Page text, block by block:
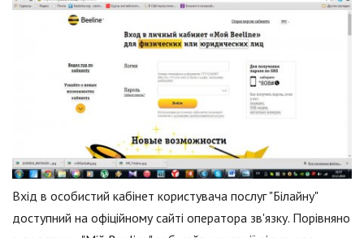
Вхід в особистий кабінет користувача послуг "Білайну"
доступний на офіційному сайті оператора зв'язку. Порівняно